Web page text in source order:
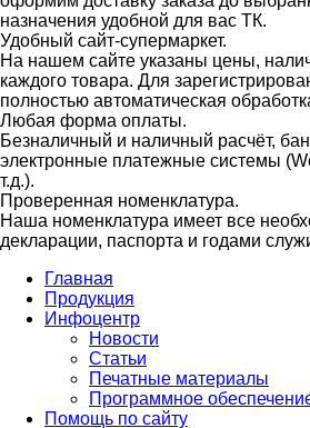
назначения удобной для вас ТК.
Удобный сайт-супермаркет.
На нашем сайте указаны цены,
каждого товара. Для
полностью автоматическая
Любая форма оплаты.
Безналичный и наличный расчёт,
электронные платежные системы
т.д.).
Проверенная номенклатура.
Наша номенклатура имеет все
декларации, паспорта и годами
Главная
Продукция
Инфоцентр
Новости
Статьи
Печатные материалы
Программное
Помощь по сайту